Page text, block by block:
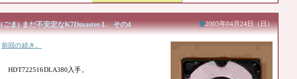
(ごま) まだ不安定なK7Dmaster-L その4 ◆2005年04月24日（日）
前回の続き。
HDT722516DLA380入手。